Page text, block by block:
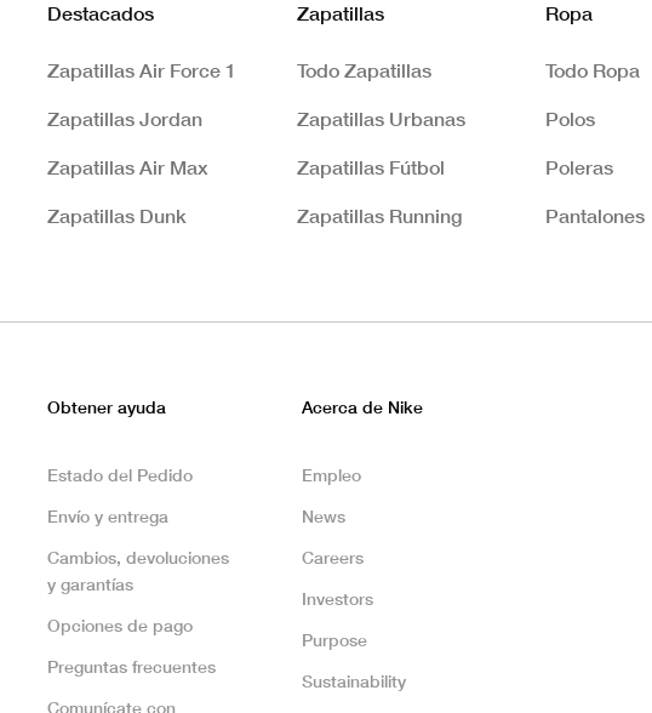
Destacados
Zapatillas Air Force 1
Zapatillas Jordan
Zapatillas Air Max
Zapatillas Dunk
Zapatillas
Todo Zapatillas
Zapatillas Urbanas
Zapatillas Fútbol
Zapatillas Running
Ropa
Todo Ropa
Polos
Poleras
Pantalones
Obtener ayuda
Estado del Pedido
Envío y entrega
Cambios, devoluciones
y garantías
Opciones de pago
Preguntas frecuentes
Comunícate con
Acerca de Nike
Empleo
News
Careers
Investors
Purpose
Sustainability